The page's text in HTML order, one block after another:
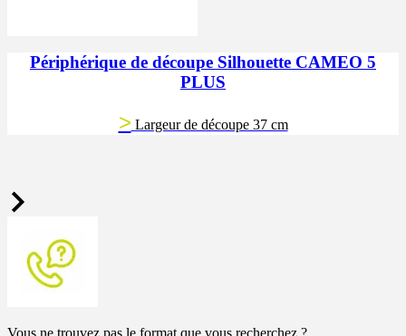
Périphérique de découpe Silhouette CAMEO 5
PLUS
> Largeur de découpe 37 cm
Vous ne trouvez pas le format que vous recherchez ?